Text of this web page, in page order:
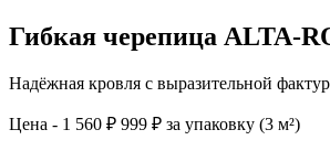
Гибкая черепица ALTA-
Надёжная кровля с выразительной
Цена - 1 560 ₽ 999 ₽ за упаковку (3 м²)